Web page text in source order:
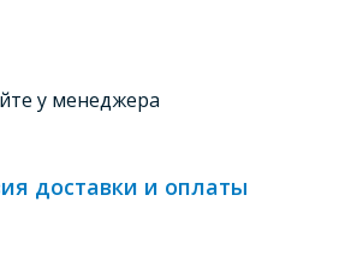
у менеджера
доставки и оплаты